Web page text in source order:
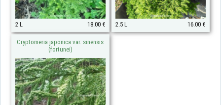
2 L 18.00 € 2.5 L 16.00 €
Cryptomeria japonica var. sinensis
(fortunei)